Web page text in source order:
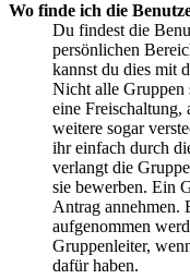
Wo finde ich die
Du findest die
persönlichen
kannst du dies mit
Nicht alle Gruppen
eine Freischaltung,
weitere sogar
ihr einfach durch
verlangt die
sie bewerben. Ein
Antrag annehmen.
aufgenommen
Gruppenleiter,
dafür haben.